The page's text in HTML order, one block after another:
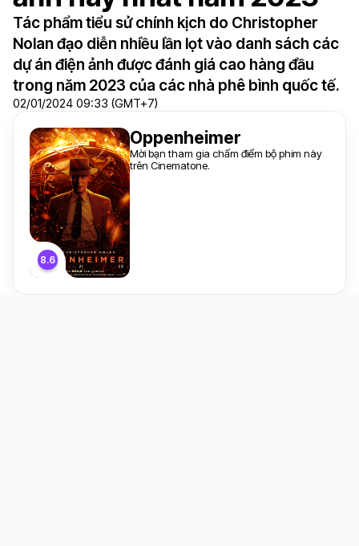
Tác phẩm tiểu sử chính kịch do Christopher
Nolan đạo diễn nhiều lần lọt vào danh sách các
dự án điện ảnh được đánh giá cao hàng đầu
trong năm 2023 của các nhà phê bình quốc tế.
02/01/2024 09:33 (GMT+7)
Oppenheimer
Mời bạn tham gia chấm điểm bộ phim này
trên Cinematone.